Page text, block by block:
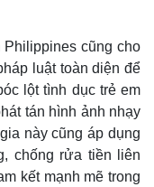
Philippines cũng cho
luật toàn diện để
lột tình dục trẻ em
tán hình ảnh nhạy
này cũng áp dụng
chống rửa tiền liên
kết mạnh mẽ trong